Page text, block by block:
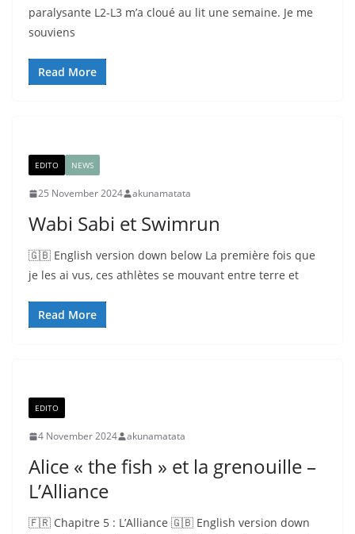
paralysante L2-L3 m’a cloué au lit une semaine. Je me
souviens
Read More
EDITO NEWS
25 November 2024 akunamatata
Wabi Sabi et Swimrun
🇬🇧 English version down below La première fois que
je les ai vus, ces athlètes se mouvant entre terre et
Read More
EDITO
4 November 2024 akunamatata
Alice « the fish » et la grenouille –
L’Alliance
🇫🇷 Chapitre 5 : L’Alliance 🇬🇧 English version down